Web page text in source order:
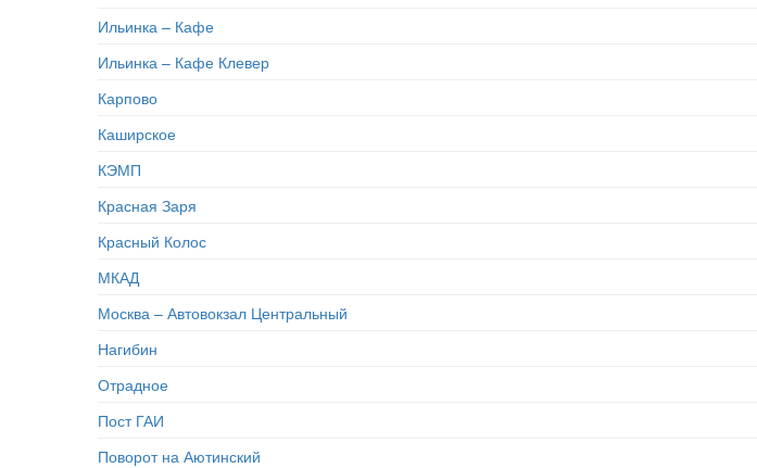
Ильинка – Кафе
Ильинка – Кафе Клевер
Карпово
Каширское
КЭМП
Красная Заря
Красный Колос
МКАД
Москва – Автовокзал Центральный
Нагибин
Отрадное
Пост ГАИ
Поворот на Аютинский